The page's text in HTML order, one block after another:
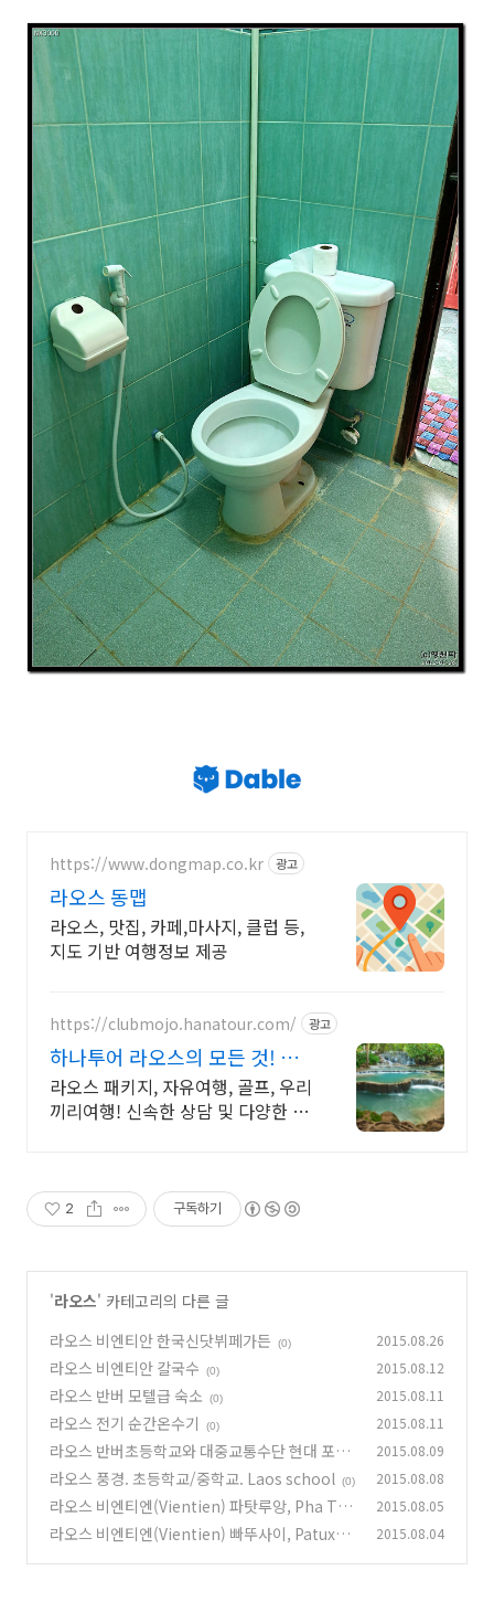
https://www.dongmap.co.kr 광고
라오스 동맵
라오스, 맛집, 카페,마사지, 클럽 등,
지도 기반 여행정보 제공
https://clubmojo.hanatour.com/ 광고
하나투어 라오스의 모든 것! 하
나투어 공식인증 예약센터
라오스 패키지, 자유여행, 골프, 우리
끼리여행! 신속한 상담 및 다양한 혜
2 구독하기
'라오스' 카테고리의 다른 글
라오스 비엔티안 한국신닷뷔페가든
(0) 2015.08.26
라오스 비엔티안 칼국수 (0) 2015.08.12
라오스 반버 모텔급 숙소 (0) 2015.08.11
라오스 전기 순간온수기 (0) 2015.08.11
라오스 반버초등학교와 대중교통수단 현대 포터
(0)
2015.08.09
라오스 풍경. 초등학교/중학교. Laos school (0) 2015.08.08
라오스 비엔티엔(Vientien) 파탓루앙, Pha Tha
t Luang
(0)
2015.08.05
라오스 비엔티엔(Vientien) 빠뚜사이, Patuxai 2015.08.04